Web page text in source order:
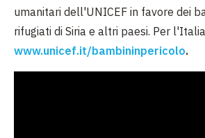
umanitari dell'UNICEF in favore dei
rifugiati di Siria e altri paesi. Per
www.unicef.it/bambininpericolo.